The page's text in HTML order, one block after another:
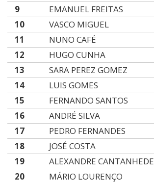
9
EMANUEL FREITAS
10
VASCO MIGUEL
11
NUNO CAFÉ
12
HUGO CUNHA
13
SARA PEREZ GOMEZ
14
LUIS GOMES
15
FERNANDO SANTOS
16
ANDRÉ SILVA
17
PEDRO FERNANDES
18
JOSÉ COSTA
19
ALEXANDRE CANTANHEDE
20
MÁRIO LOURENÇO